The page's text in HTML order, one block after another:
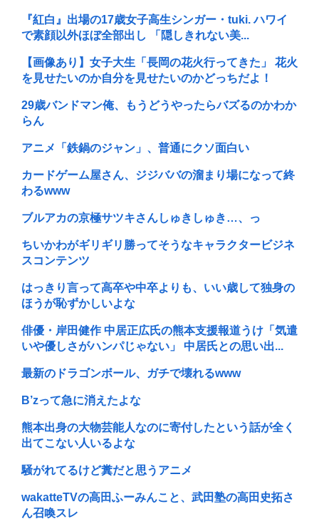
『紅白』出場の17歳女子高生シンガー・tuki. ハワイ
で素顔以外ほぼ全部出し 「隠しきれない美...
【画像あり】女子大生「長岡の花火行ってきた」 花火
を見せたいのか自分を見せたいのかどっちだよ！
29歳バンドマン俺、もうどうやったらバズるのかわか
らん
アニメ「鉄鍋のジャン」、普通にクソ面白い
カードゲーム屋さん、ジジババの溜まり場になって終
わるwww
ブルアカの京極サツキさんしゅきしゅき…、っ
ちいかわがギリギリ勝ってそうなキャラクタービジネ
スコンテンツ
はっきり言って高卒や中卒よりも、いい歳して独身の
ほうが恥ずかしいよな
俳優・岸田健作 中居正広氏の熊本支援報道うけ「気遣
いや優しさがハンパじゃない」 中居氏との思い出...
最新のドラゴンボール、ガチで壊れるwww
B’zって急に消えたよな
熊本出身の大物芸能人なのに寄付したという話が全く
出てこない人いるよな
騒がれてるけど糞だと思うアニメ
wakatteTVの高田ふーみんこと、武田塾の高田史拓さ
ん召喚スレ